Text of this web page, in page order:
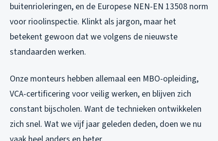
buitenrioleringen, en de Europese NEN-EN 13508 norm
voor rioolinspectie. Klinkt als jargon, maar het
betekent gewoon dat we volgens de nieuwste
standaarden werken.
Onze monteurs hebben allemaal een MBO-opleiding,
VCA-certificering voor veilig werken, en blijven zich
constant bijscholen. Want de technieken ontwikkelen
zich snel. Wat we vijf jaar geleden deden, doen we nu